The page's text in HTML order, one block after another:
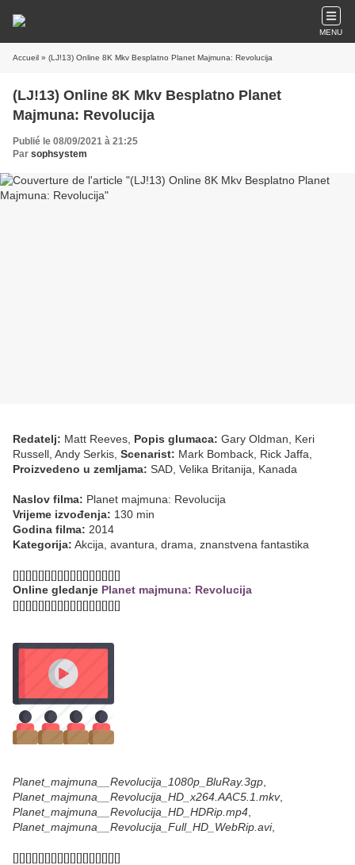
MENU
Accueil » (LJ!13) Online 8K Mkv Besplatno Planet Majmuna: Revolucija
(LJ!13) Online 8K Mkv Besplatno Planet
Majmuna: Revolucija
Publié le 08/09/2021 à 21:25
Par sophsystem
Redatelj: Matt Reeves, Popis glumaca: Gary Oldman, Keri
Russell, Andy Serkis, Scenarist: Mark Bomback, Rick Jaffa,
Proizvedeno u zemljama: SAD, Velika Britanija, Kanada
Naslov filma: Planet majmuna: Revolucija
Vrijeme izvođenja: 130 min
Godina filma: 2014
Kategorija: Akcija, avantura, drama, znanstvena fantastika
[][][][][][][][][][][][][][][][][]
Online gledanje Planet majmuna: Revolucija
[][][][][][][][][][][][][][][][][]
Planet_majmuna__Revolucija_1080p_BluRay.3gp
Planet_majmuna__Revolucija_HD_x264.AAC5.1.mkv,
Planet_majmuna__Revolucija_HD_HDRip.mp4
Planet_majmuna__Revolucija_Full_HD_WebRip.avi,
[][][][][][][][][][][][][][][][][]